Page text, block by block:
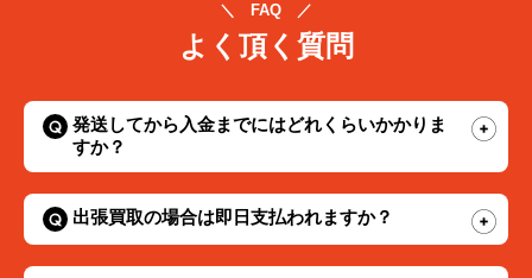
＼ FAQ ／
よく頂く質問
発送してから入金までにはどれくらいかかりま
すか？
出張買取の場合は即日支払われますか？